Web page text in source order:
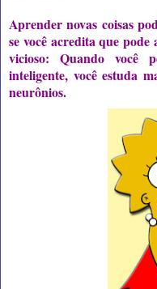
Aprender novas coisas
se você acredita que
vicioso: Quando você
inteligente, você estuda
neurônios.